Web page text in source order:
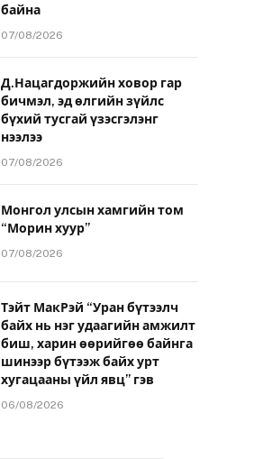
байна
07/08/2026
Д.Нацагдоржийн ховор гар
бичмэл, эд өлгийн зүйлс
бүхий тусгай үзэсгэлэнг
нээлээ
07/08/2026
Монгол улсын хамгийн том
“Морин хуур”
07/08/2026
Тэйт МакРэй “Уран бүтээлч
байх нь нэг удаагийн амжилт
биш, харин өөрийгөө байнга
шинээр бүтээж байх урт
хугацааны үйл явц” гэв
06/08/2026